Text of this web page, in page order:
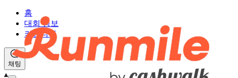
홈
대회 정보
커뮤니티
채팅